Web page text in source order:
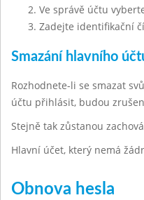
Ve správě účtu
Zadejte identifikační
Smazání hlavního
Rozhodnete-li se smazat
účtu přihlásit, budou
Stejně tak zůstanou
Hlavní účet, který nemá
Obnova hesla